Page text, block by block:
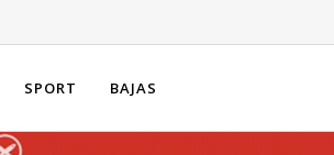
SPORT BAJAS